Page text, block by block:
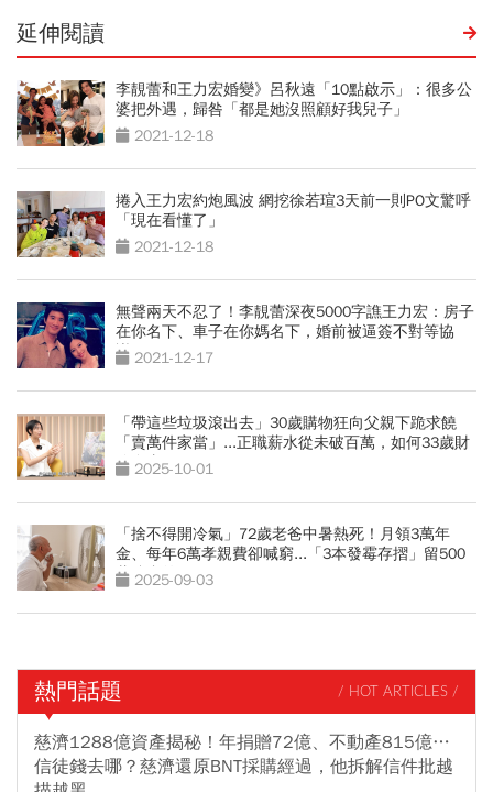
延伸閱讀
李靚蕾和王力宏婚變》呂秋遠「10點啟示」：很多公
婆把外遇，歸咎「都是她沒照顧好我兒子」
2021-12-18
捲入王力宏約炮風波 網挖徐若瑄3天前一則PO文驚呼
「現在看懂了」
2021-12-18
無聲兩天不忍了！李靚蕾深夜5000字譙王力宏：房子
在你名下、車子在你媽名下，婚前被逼簽不對等協
議...2021-12-17
「帶這些垃圾滾出去」30歲購物狂向父親下跪求饒
「賣萬件家當」...正職薪水從未破百萬，如何33歲財
務自由？
2025-10-01
「捨不得開冷氣」72歲老爸中暑熱死！月領3萬年
金、每年6萬孝親費卻喊窮...「3本發霉存摺」留500
萬遺產啟示
2025-09-03
熱門話題 / HOT ARTICLES /
慈濟1288億資產揭秘！年捐贈72億、不動產815億…
信徒錢去哪？慈濟還原BNT採購經過，他拆解信件批越